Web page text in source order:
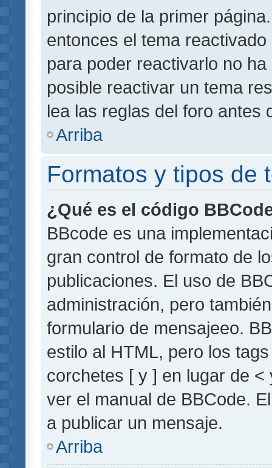
principio de la primer
entonces el tema
para poder reactivarlo no
posible reactivar un tema
lea las reglas del foro antes
Arriba
Formatos y tipos de
¿Qué es el código
BBcode es una
gran control de formato de
publicaciones. El uso de
administración, pero
formulario de mensajeeo.
estilo al HTML, pero los
corchetes [ y ] en lugar de
ver el manual de BBCode.
a publicar un mensaje.
Arriba